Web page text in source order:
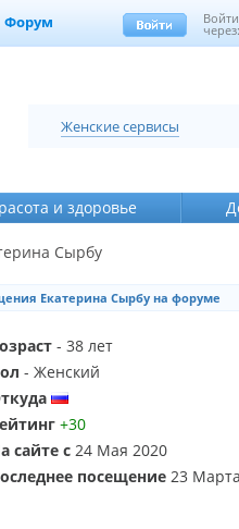
Форум Войти
Женские сервисы
и здоровье
Сырбу
Екатерина Сырбу на форуме
- 38 лет
- Женский
+30
сайте с 24 Мая 2020
посещение 23